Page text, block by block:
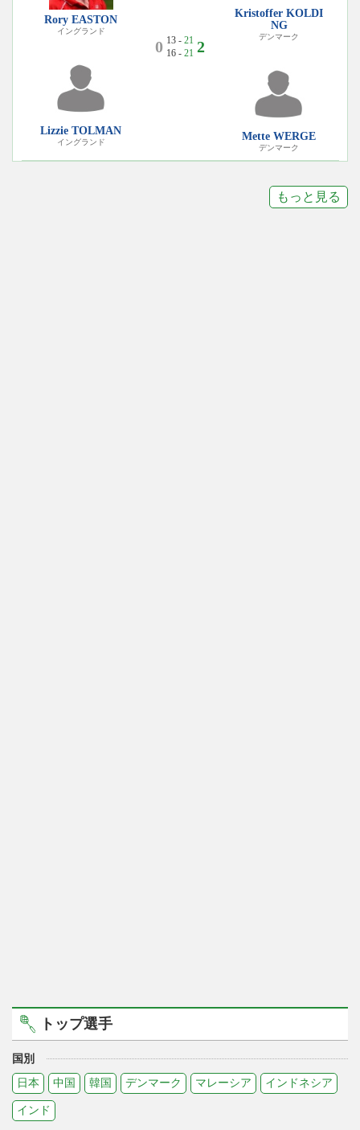
Rory EASTON
イングランド
Lizzie TOLMAN
イングランド
0 13 - 21
16 - 21 2
Kristoffer KOLDI
NG
デンマーク
Mette WERGE
デンマーク
もっと見る
トップ選手
国別
日本
中国 韓国 デンマーク マレーシア インドネシア
インド